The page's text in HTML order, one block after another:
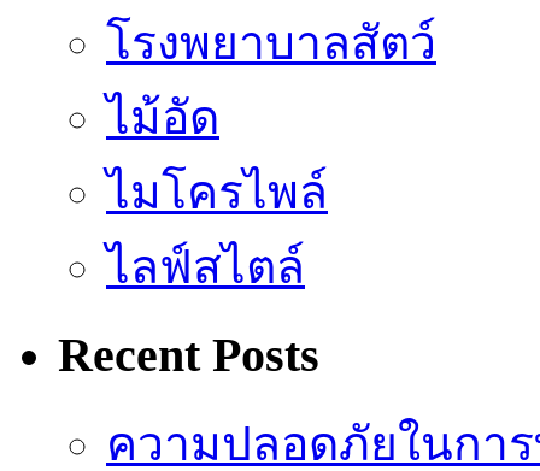
โรงพยาบาลสัตว์
ไม้อัด
ไมโครไพล์
ไลฟ์สไตล์
Recent Posts
ความปลอดภัยในกา